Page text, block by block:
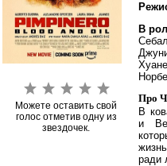
Можете оставить свой
голос отметив одну из
звездочек.
В
Про
В
и
ради